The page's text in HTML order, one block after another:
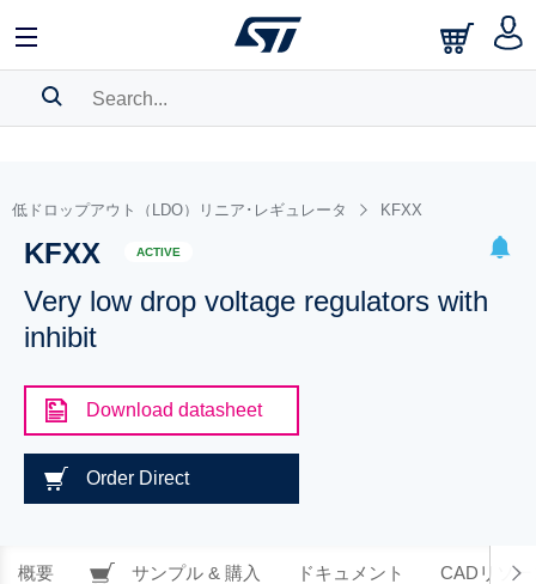
BOOKMARK
Pleaselog into show your saved searches.
低ドロップアウト（LDO）リニア･レギュレータ KFXX
KFXX ACTIVE
Very low drop voltage regulators with
inhibit
Download datasheet
Order Direct
概要 サンプル & 購入 ドキュメント CADリソー